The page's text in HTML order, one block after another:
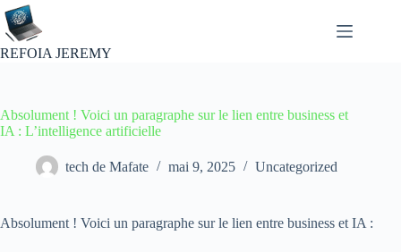
Passer
au
contenu
REFOIA JEREMY
Absolument ! Voici un paragraphe sur le lien entre business et
IA : L’intelligence artificielle
tech de Mafate mai 9, 2025 Uncategorized
Absolument ! Voici un paragraphe sur le lien entre business et IA :